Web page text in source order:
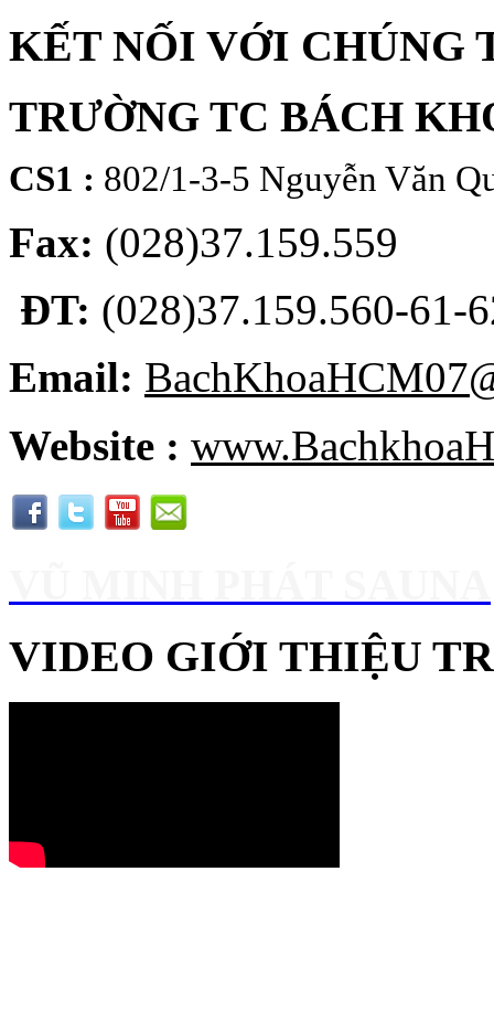
KẾT NỐI VỚI CHÚNG
TRƯỜNG TC BÁCH
CS1 : 802/1-3-5 Nguyễn Văn
Fax: (028)37.159.559
ĐT: (028)37.159.560-61-
Email:
Website :
VIDEO GIỚI THIỆU